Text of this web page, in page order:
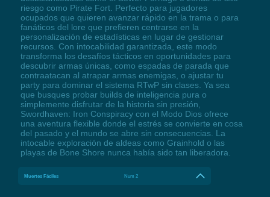
riesgo como Pirate Fort. Perfecto para jugadores
ocupados que quieren avanzar rápido en la trama o para
fanáticos del lore que prefieren centrarse en la
personalización de estadísticas en lugar de gestionar
recursos. Con intocabilidad garantizada, este modo
transforma los desafíos tácticos en oportunidades para
descubrir armas únicas, como espadas de parada que
contraatacan al atrapar armas enemigas, o ajustar tu
party para dominar el sistema RTwP sin clases. Ya sea
que busques probar builds de inteligencia pura o
simplemente disfrutar de la historia sin presión,
Swordhaven: Iron Conspiracy con el Modo Dios ofrece
una aventura flexible donde el estrés se convierte en cosa
del pasado y el mundo se abre sin consecuencias. La
intocable exploración de aldeas como Grainhold o las
playas de Bone Shore nunca había sido tan liberadora.
Muertes Fáciles Num 2